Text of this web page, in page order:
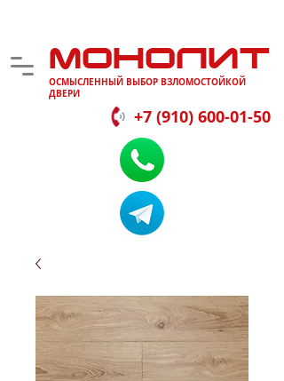
МОНОЛИТ
ОСМЫСЛЕННЫЙ ВЫБОР ВЗЛОМОСТОЙКОЙ
ДВЕРИ
+7 (910) 600-01-50